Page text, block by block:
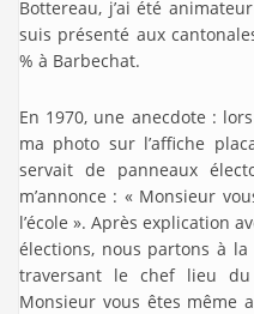
Bottereau, j’ai été
suis présenté aux
% à Barbechat.
En 1970, une anecdote :
ma photo sur l’affiche
servait de panneaux
m’annonce : « Monsieur
l’école ». Après explication
élections, nous partons à
traversant le chef lieu du
Monsieur vous êtes même